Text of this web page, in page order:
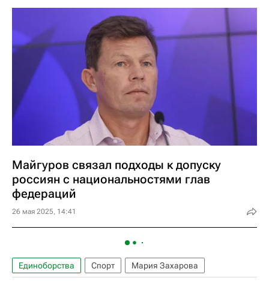
Майгуров связал подходы к допуску
россиян с национальностями глав
федераций
26 мая 2025, 14:41
Единоборства Спорт Мария Захарова